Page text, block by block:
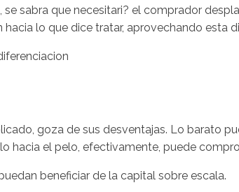
sabra que necesitari? el comprador
lo que dice tratar, aprovechando esta
goza de sus desventajas. Lo barato
hacia el pelo, efectivamente, puede
beneficiar de la capital sobre escala.